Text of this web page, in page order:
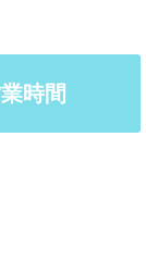
時間